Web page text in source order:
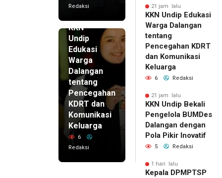
Redaksi
KKN
Undip
Edukasi
Warga
Dalangan
tentang
Pencegahan
KDRT dan
Komunikasi
Keluarga
6
Redaksi
21 jam lalu
KKN Undip Edukasi
Warga Dalangan
tentang
Pencegahan KDRT
dan Komunikasi
Keluarga
6 Redaksi
21 jam lalu
KKN Undip Bekali
Pengelola BUMDes
Dalangan dengan
Pola Pikir Inovatif
5 Redaksi
1 hari lalu
Kepala DPMPTSP